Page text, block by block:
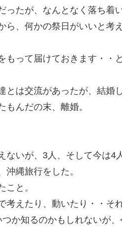
たが、なんとなく落ち着
、何かの祭日がいいと考え
って届けておきます・・
は交流があったが、結
んだの末、離婚。
いが、3人、そして今は4
縄旅行をした。
と。
えたり、動いたり・・そ
か知るのかもしれないが